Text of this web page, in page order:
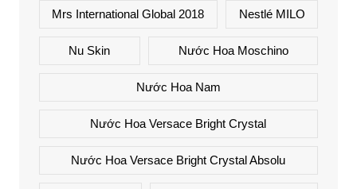
Mrs International Global 2018 Nestlé MILO
Nu Skin Nước Hoa Moschino
Nước Hoa Nam
Nước Hoa Versace Bright Crystal
Nước Hoa Versace Bright Crystal Absolu